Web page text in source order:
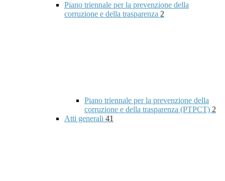
Piano triennale per la prevenzione della
corruzione e della trasparenza 2
Piano triennale per la prevenzione della
corruzione e della trasparenza (PTPCT) 2
Atti generali 41